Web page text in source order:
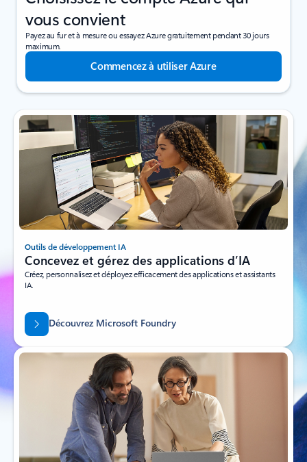
vous convient
Payez au fur et à mesure ou essayez Azure gratuitement pendant 30 jours
maximum.
Commencez à utiliser Azure
Outils de développement IA
Concevez et gérez des applications d’IA
Créez, personnalisez et déployez efficacement des applications et assistants
IA.
Découvrez Microsoft Foundry